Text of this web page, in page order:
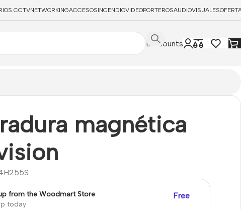
CCTVNETWORKINGACCESOSINCENDIOVIDEOPORTEROSAUDIOVISUALES
Discounts
magnética
from the Woodmart Store
today
Free